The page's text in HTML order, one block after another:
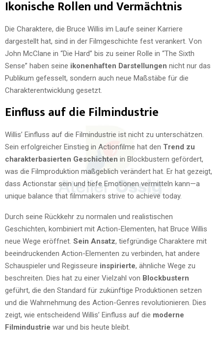
Ikonische Rollen und Vermächtnis
Die Charaktere, die Bruce Willis im Laufe seiner Karriere
dargestellt hat, sind in der Filmgeschichte fest verankert. Von
John McClane in “Die Hard” bis zu seiner Rolle in “The Sixth
Sense” haben seine ikonenhaften Darstellungen nicht nur das
Publikum gefesselt, sondern auch neue Maßstäbe für die
Charakterentwicklung gesetzt.
Einfluss auf die Filmindustrie
Willis’ Einfluss auf die Filmindustrie ist nicht zu unterschätzen.
Sein erfolgreicher Einstieg in Actionfilme hat den Trend zu
charakterbasierten Geschichten in Blockbustern gefördert,
was die Filmproduktion maßgeblich verändert hat. Er hat gezeigt,
dass Actionstar sein und tiefe Emotionen vermitteln kann—a
unique balance that filmmakers strive to achieve today.
Durch seine Rückkehr zu normalen und realistischen
Geschichten, kombiniert mit Action-Elementen, hat Bruce Willis
neue Wege eröffnet. Sein Ansatz, tiefgründige Charaktere mit
beeindruckenden Action-Elementen zu verbinden, hat andere
Schauspieler und Regisseure inspirierte, ähnliche Wege zu
beschreiten. Dies hat zu einer Vielzahl von Blockbustern
geführt, die den Standard für zukünftige Produktionen setzen
und die Wahrnehmung des Action-Genres revolutionieren. Dies
zeigt, wie entscheidend Willis’ Einfluss auf die moderne
Filmindustrie war und bis heute bleibt.